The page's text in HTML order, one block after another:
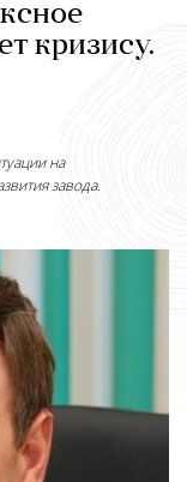
кризису.
на
завода.